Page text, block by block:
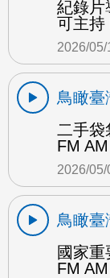
紀錄片
可主持
2026/05/
鳥瞰臺
二手袋
FM AM
2026/05/
鳥瞰臺
國家重
FM AM